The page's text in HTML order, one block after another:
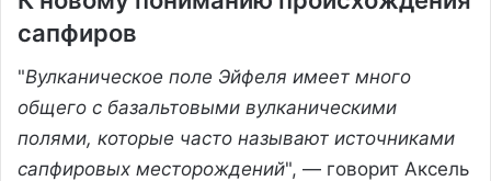
сапфиров
"Вулканическое поле Эйфеля имеет много
общего с базальтовыми вулканическими
полями, которые часто называют источниками
сапфировых месторождений", — говорит Аксель